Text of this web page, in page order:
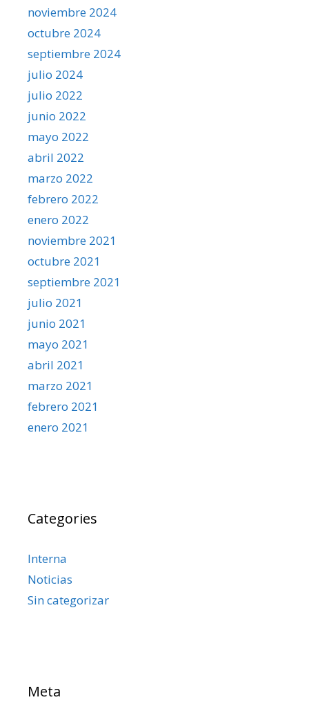
noviembre 2024
octubre 2024
septiembre 2024
julio 2024
julio 2022
junio 2022
mayo 2022
abril 2022
marzo 2022
febrero 2022
enero 2022
noviembre 2021
octubre 2021
septiembre 2021
julio 2021
junio 2021
mayo 2021
abril 2021
marzo 2021
febrero 2021
enero 2021
Categories
Interna
Noticias
Sin categorizar
Meta